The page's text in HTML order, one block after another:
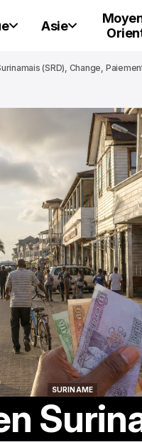
Asie
(SRD), Change,
SURINAME